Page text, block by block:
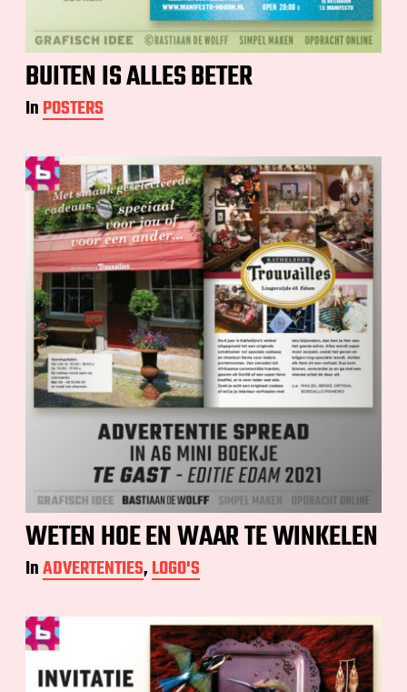
BUITEN IS ALLES BETER
InPOSTERS
WETEN HOE EN WAAR TE WINKELEN
InADVERTENTIES,LOGO'S